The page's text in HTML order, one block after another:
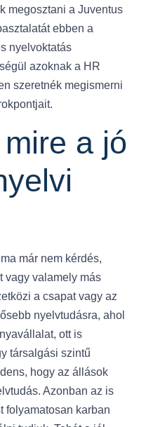
megosztani a Juventus
ebben a
nyelvoktatás
azoknak a HR
szeretnék megismerni
a jó
már nem kérdés,
vagy valamely más
a csapat vagy az
nyelvtudásra, ahol
ott is
társalgási szintű
hogy az állások
Azonban az is
folyamatosan karban